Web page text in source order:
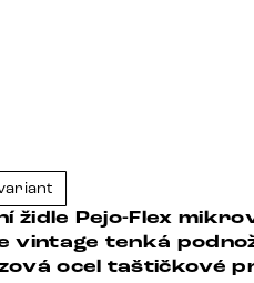
židle Pejo-Flex
vintage tenká
ocel taštičkové